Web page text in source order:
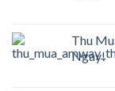
Thu
Ngay!